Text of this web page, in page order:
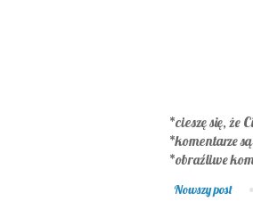
*cieszę się, że
*komentarze
*obraźliwe
Nowszy post